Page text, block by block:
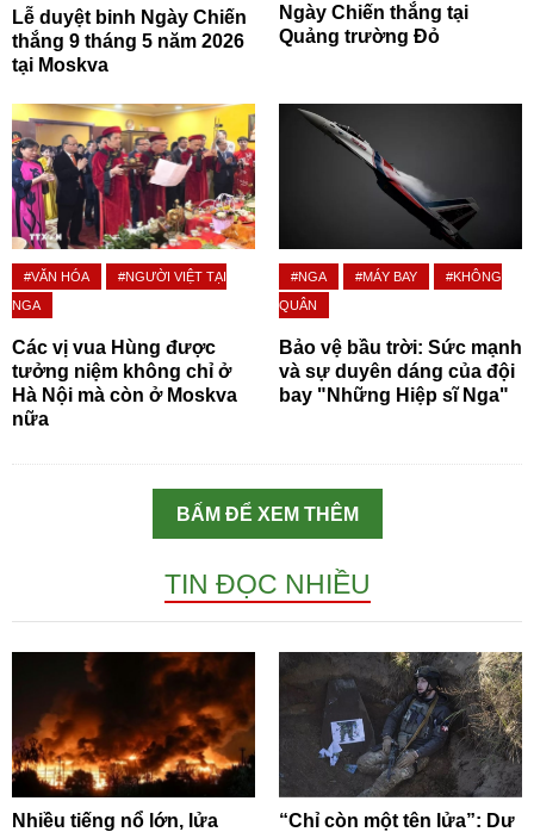
Lễ duyệt binh Ngày Chiến
thắng 9 tháng 5 năm 2026
tại Moskva
Ngày Chiến thắng tại
Quảng trường Đỏ
#VĂN HÓA
#NGƯỜI VIỆT TẠI
NGA
Các vị vua Hùng được
tưởng niệm không chỉ ở
Hà Nội mà còn ở Moskva
nữa
#NGA #MÁY BAY
#KHÔNG
QUÂN
Bảo vệ bầu trời: Sức mạnh
và sự duyên dáng của đội
bay "Những Hiệp sĩ Nga"
BẤM ĐỂ XEM THÊM
TIN ĐỌC NHIỀU
Nhiều tiếng nổ lớn, lửa
“Chỉ còn một tên lửa”: Dư